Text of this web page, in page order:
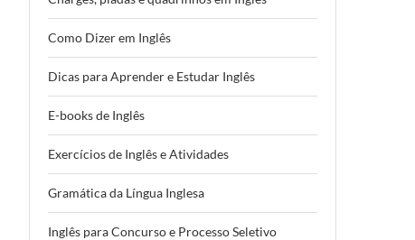
Como Dizer em Inglês
Dicas para Aprender e Estudar Inglês
E-books de Inglês
Exercícios de Inglês e Atividades
Gramática da Língua Inglesa
Inglês para Concurso e Processo Seletivo